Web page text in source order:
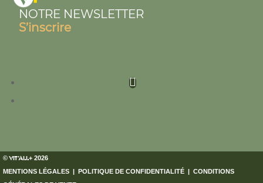
NOTRE NEWSLETTER
S’inscrire
© VIT’ALL+ 2026
MENTIONS LÉGALES | POLITIQUE DE CONFIDENTIALITÉ | CONDITIONS